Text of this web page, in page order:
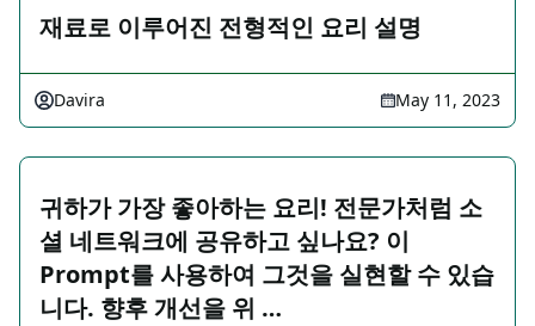
재료로 이루어진 전형적인 요리 설명
Davira May 11, 2023
귀하가 가장 좋아하는 요리! 전문가처럼 소
셜 네트워크에 공유하고 싶나요? 이
Prompt를 사용하여 그것을 실현할 수 있습
니다. 향후 개선을 위 …